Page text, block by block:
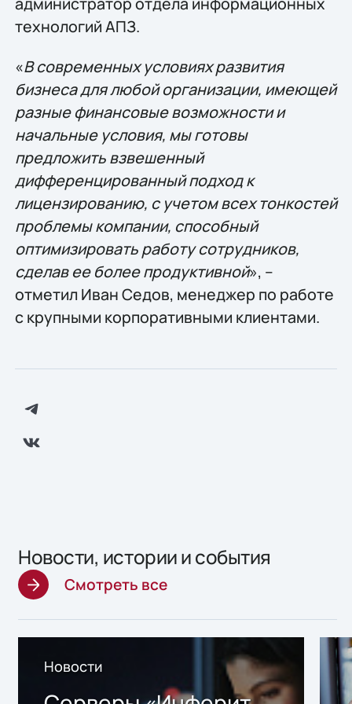
технологий АПЗ.
«В современных условиях развития
бизнеса для любой организации, имеющей
разные финансовые возможности и
начальные условия, мы готовы
предложить взвешенный
дифференцированный подход к
лицензированию, с учетом всех тонкостей
проблемы компании, способный
оптимизировать работу сотрудников,
сделав ее более продуктивной», –
отметил Иван Седов, менеджер по работе
с крупными корпоративными клиентами.
Новости, истории и события
Смотреть все
Новости